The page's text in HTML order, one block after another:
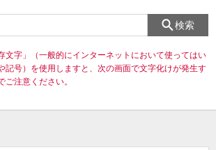
検索
文字」（一般的にインターネットにおいて使ってはい
記号）を使用しますと、次の画面で文字化けが発生す
ご注意ください。